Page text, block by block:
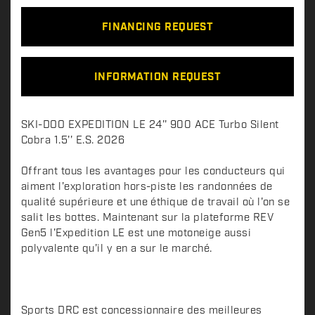
FINANCING REQUEST
INFORMATION REQUEST
D
e
c
r
i
p
t
i
SKI-DOO EXPEDITION LE 24'' 900 ACE Turbo Silent
Cobra 1.5'' E.S. 2026
Offrant tous les avantages pour les conducteurs qui
aiment l'exploration hors-piste les randonnées de
qualité supérieure et une éthique de travail où l'on se
salit les bottes. Maintenant sur la plateforme REV
Gen5 l'Expedition LE est une motoneige aussi
polyvalente qu'il y en a sur le marché.
Sports DRC est concessionnaire des meilleures